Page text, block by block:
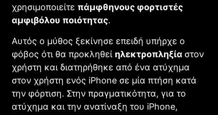
χρησιμοποιείτε πάμφθηνους φορτιστές
αμφιβόλου ποιότητας.
Αυτός ο μύθος ξεκίνησε επειδή υπήρχε ο
φόβος ότι θα προκληθεί ηλεκτροπληξία στον
χρήστη και διατηρήθηκε από ένα ατύχημα
στον χρήστη ενός iPhone σε μία πτήση κατά
την φόρτιση. Στην πραγματικότητα, για το
ατύχημα και την ανατίναξη του iPhone,